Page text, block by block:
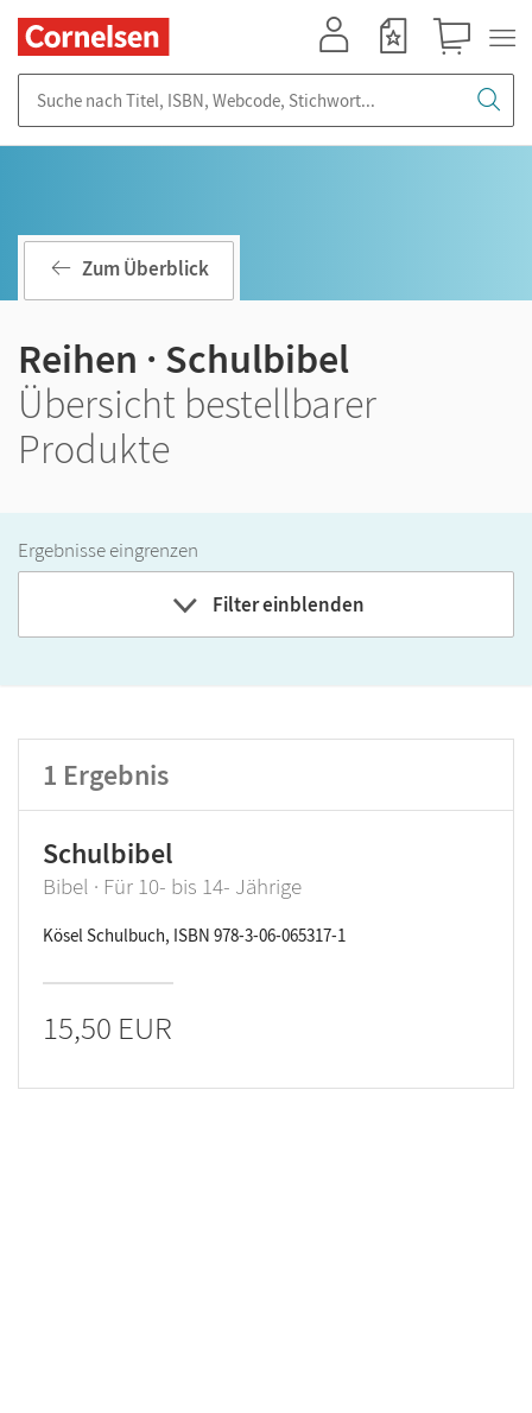
Zum Überblick
Reihen · Schulbibel
Übersicht bestellbarer
Produkte
Ergebnisse eingrenzen
Filter einblenden
Band
GER-Niveau
Produktart
1 Ergebnis
Schulbibel
Bibel · Für 10- bis 14- Jährige
Kösel Schulbuch, ISBN 978-3-06-065317-1
15,50 EUR